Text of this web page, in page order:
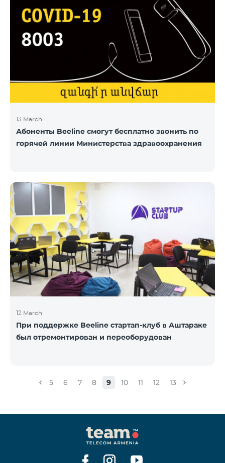
13 March
Абоненты Beeline смогут бесплатно звонить по
горячей линии Министерства здравоохранения
12 March
При поддержке Beeline стартап-клуб в Аштараке
был отремонтирован и переоборудован
5 6 7 8 9 10 11 12 13